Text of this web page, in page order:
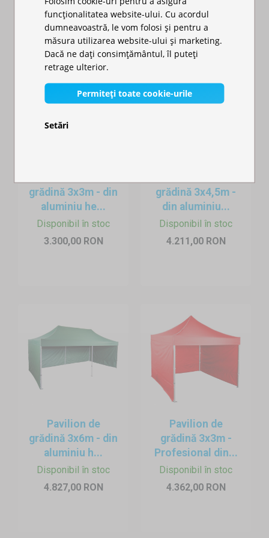
grădină 3x3m - din
aluminiu he...
Disponibil în stoc
3.300,00 RON
grădină 3x4,5m -
din aluminiu...
Disponibil în stoc
4.211,00 RON
Pavilion de
grădină 3x6m - din
aluminiu h...
Disponibil în stoc
4.827,00 RON
Pavilion de
grădină 3x3m -
Profesional din...
Disponibil în stoc
4.362,00 RON
funcționalitatea website-ului. Cu acordul
dumneavoastră, le vom folosi și pentru a
măsura utilizarea website-ului și marketing.
Dacă ne dați consimțământul, îl puteți
retrage ulterior.
Permiteți toate cookie-urile
Setări